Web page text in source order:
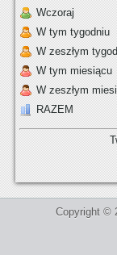
Wczoraj
W tym tygodniu
W zeszłym
W tym miesiącu
W zeszłym
RAZEM
Copyright ©